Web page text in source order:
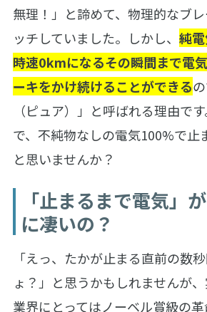
無理！」と諦めて、物理的なブ
ッチしていました。しかし、 純電
時速0kmになるその瞬間まで電
ーキをかけ続けることができる
（ピュア）」と呼ばれる理由で
で、不純物なしの電気100%で止
と思いませんか？
「止まるまで電気」
に凄いの？
「えっ、たかが止まる直前の数
ょ？」と思うかもしれませんが
業界にとってはノーベル賞級の